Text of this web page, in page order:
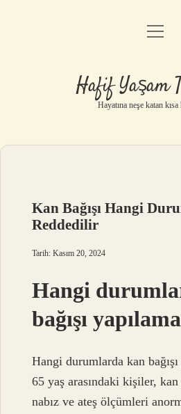
Anasayfa
Yasal Uyarı
Hafif Yaşam
Hayatına neşe katan
Kan Bağışı Hangi
Reddedilir
Tarih: Kasım 20, 2024
Hangi
bağışı
Hangi durumlarda kan
65 yaş arasındaki kişiler, kan
nabız ve ateş ölçümleri